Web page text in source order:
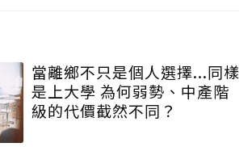
當離鄉不只是個人選擇...同樣
是上大學 為何弱勢、中產階
級的代價截然不同？